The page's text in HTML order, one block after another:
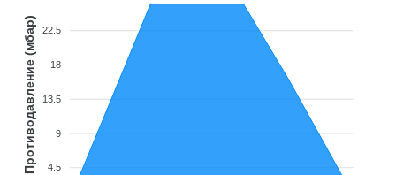
22.5
18
13.5
9
4.5
Противодавление (мбар)